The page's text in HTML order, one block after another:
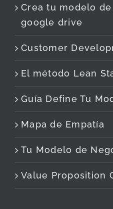
Crea tu modelo
google drive
Customer
El método Lean
Guía Define Tu
Mapa de Empatía
Tu Modelo de
Value Proposition